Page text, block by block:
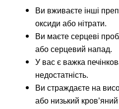
Ви вживаєте інші
оксиди або нітрати.
Ви маєте серцеві
або серцевий напад.
У вас є важка
недостатність.
Ви страждаєте на
або низький кров’яний